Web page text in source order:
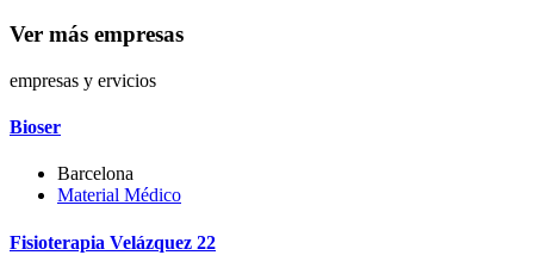
Ver más empresas
empresas y ervicios
Bioser
Barcelona
Material Médico
Fisioterapia Velázquez 22